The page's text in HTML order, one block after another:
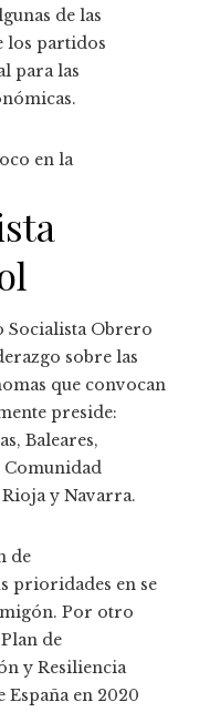
de las
los partidos
para las
en la
Socialista Obrero
sobre las
que convocan
preside:
Baleares,
Comunidad
y Navarra.
de
prioridades en se
Por otro
de
y Resiliencia
en 2020